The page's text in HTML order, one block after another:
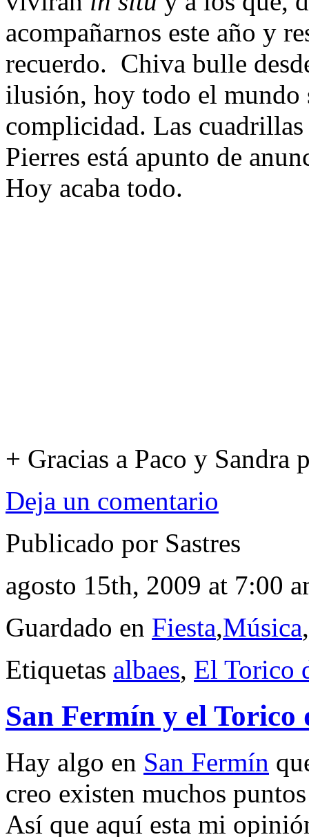
acompañarnos este año y
recuerdo. Chiva bulle
ilusión, hoy todo el mundo
complicidad. Las
Pierres está apunto de
Hoy acaba todo.
+ Gracias a Paco y Sandra
Deja un comentario
Publicado por Sastres
agosto 15th, 2009 at 7:00
Guardado en Fiesta,Música,
Etiquetas albaes, El Torico
San Fermín y el Torico
Hay algo en San Fermín
creo existen muchos
Así que aquí esta mi